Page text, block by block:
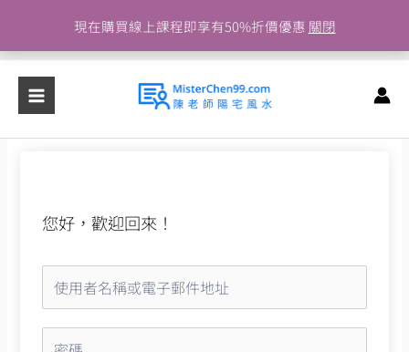
現在購買線上課程即享有50%折價優惠 關閉
主
容
您好，歡迎回來！